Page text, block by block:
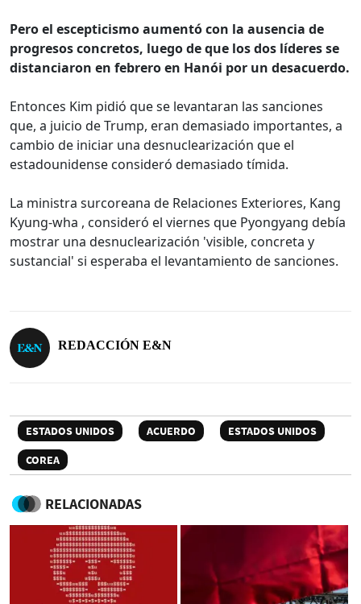
Pero el escepticismo aumentó con la ausencia de
progresos concretos, luego de que los dos líderes se
distanciaron en febrero en Hanói por un desacuerdo.
Entonces Kim pidió que se levantaran las sanciones
que, a juicio de Trump, eran demasiado importantes, a
cambio de iniciar una desnuclearización que el
estadounidense consideró demasiado tímida.
La ministra surcoreana de Relaciones Exteriores, Kang
Kyung-wha , consideró el viernes que Pyongyang debía
mostrar una desnuclearización 'visible, concreta y
sustancial' si esperaba el levantamiento de sanciones.
REDACCIÓN E&N
ESTADOS UNIDOS ACUERDO
ESTADOS UNIDOS
COREA
RELACIONADAS